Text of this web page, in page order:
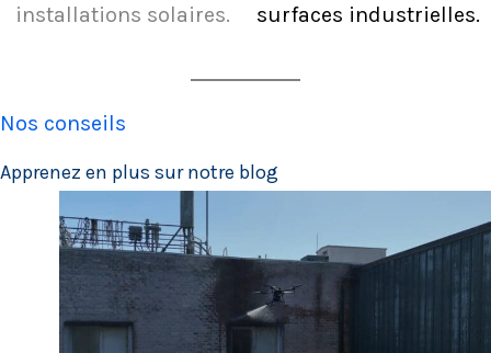
installations solaires.
surfaces industrielles.
Nos conseils
Apprenez en plus sur notre blog